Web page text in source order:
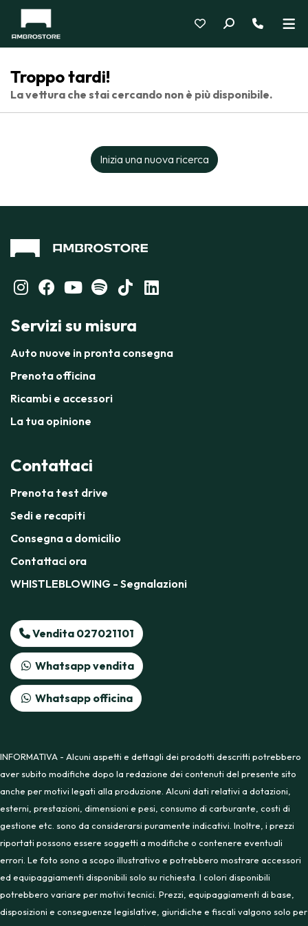
Troppo tardi!
La vettura che stai cercando non è più disponibile.
Inizia una nuova ricerca
Servizi su misura
Auto nuove in pronta consegna
Prenota officina
Ricambi e accessori
La tua opinione
Contattaci
Prenota test drive
Sedi e recapiti
Consegna a domicilio
Contattaci ora
WHISTLEBLOWING - Segnalazioni
Vendita 027021101
Whatsapp vendita
Whatsapp officina
INFORMATIVA - Alcuni aspetti e dettagli dei prodotti descritti potrebbero
aver subito modifiche dopo la redazione dei contenuti del presente sito
anche per motivi legati alla produzione. Alcuni dati relativi a dotazioni,
esterni, prestazioni, dimensioni e pesi, consumo di carburante, costi di
gestione etc. sono da considerarsi puramente indicativi. Inoltre, i prezzi
riportati possono essere soggetti a modifiche o contenere eventuali
errori. Le foto sono a scopo illustrativo e potrebbero mostrare accessori
ed equipaggiamenti disponibili solo su richiesta. I colori disponibili
potrebbero variare per motivi tecnici. Prezzi, equipaggiamenti di base,
disposizioni e conseguenze legislative, giuridiche e fiscali valgono solo per